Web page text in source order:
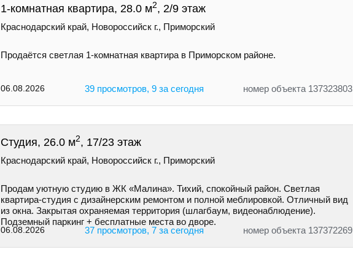
1-комнатная квартира, 28.0 м2, 2/9 этаж
Краснодарский край, Новороссийск г., Приморский
Продаётся светлая 1-комнатная квартира в Приморском районе.
06.08.2026 39 просмотров, 9 за сегодня номер объекта 137323803
Студия, 26.0 м2, 17/23 этаж
Краснодарский край, Новороссийск г., Приморский
Продам уютную студию в ЖК «Малина». Тихий, спокойный район. Светлая
квартира-студия с дизайнерским ремонтом и полной меблировкой. Отличный вид
из окна. Закрытая охраняемая территория (шлагбаум, видеонаблюдение).
Подземный паркинг + бесплатные места во дворе.
06.08.2026 37 просмотров, 7 за сегодня номер объекта 137372269